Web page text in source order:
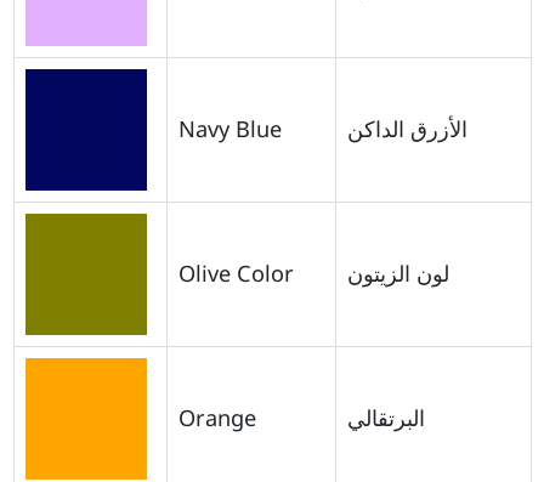
Navy Blue الأزرق الداكن
Olive Color لون الزيتون
Orange البرتقالي